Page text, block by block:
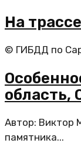
На
© ГИБДД по
область,
Автор: Виктор
памятника...